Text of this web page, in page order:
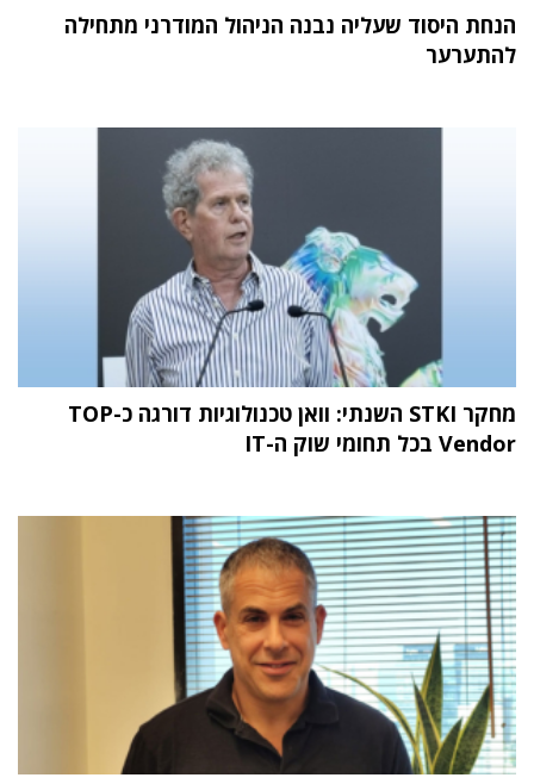
הנחת היסוד שעליה נבנה הניהול המודרני מתחילה
להתערער
מחקר STKI השנתי: וואן טכנולוגיות דורגה כ-TOP
Vendor בכל תחומי שוק ה-IT